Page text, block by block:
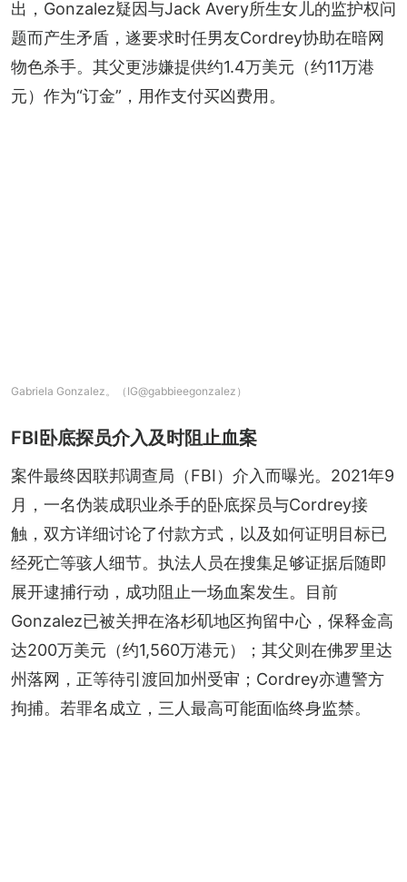
出，Gonzalez疑因与Jack Avery所生女儿的监护权问
题而产生矛盾，遂要求时任男友Cordrey协助在暗网
物色杀手。其父更涉嫌提供约1.4万美元（约11万港
元）作为“订金”，用作支付买凶费用。
Gabriela Gonzalez。（IG@gabbieegonzalez）
FBI卧底探员介入及时阻止血案
案件最终因联邦调查局（FBI）介入而曝光。2021年9
月，一名伪装成职业杀手的卧底探员与Cordrey接
触，双方详细讨论了付款方式，以及如何证明目标已
经死亡等骇人细节。执法人员在搜集足够证据后随即
展开逮捕行动，成功阻止一场血案发生。目前
Gonzalez已被关押在洛杉矶地区拘留中心，保释金高
达200万美元（约1,560万港元）；其父则在佛罗里达
州落网，正等待引渡回加州受审；Cordrey亦遭警方
拘捕。若罪名成立，三人最高可能面临终身监禁。